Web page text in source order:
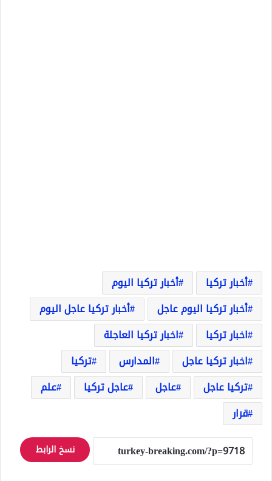
أخبار تركيا
أخبار تركيا اليوم
أخبار تركيا اليوم عاجل
أخبار تركيا عاجل اليوم
اخبار تركيا
اخبار تركيا العاجلة
اخبار تركيا عاجل
المدارس
تركيا
تركيا عاجل
عاجل عاجل تركيا
علم
قرار
نسخ الرابط